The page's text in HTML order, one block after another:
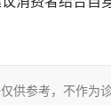
供参考，不作为